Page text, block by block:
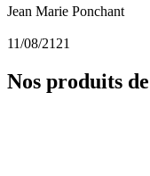
Jean Marie Ponchant
11/08/2121
Nos produits